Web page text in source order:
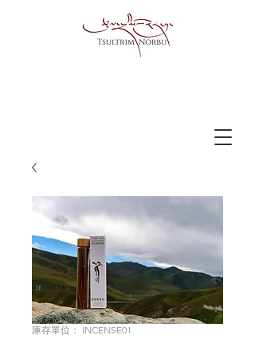
庫存單位： INCENSE01